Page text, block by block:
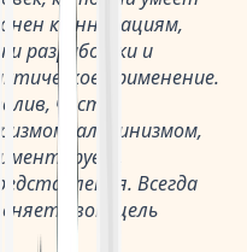
к инновациям,
разработки и
применение.
часто
альпинизмом,
Всегда
свою цель